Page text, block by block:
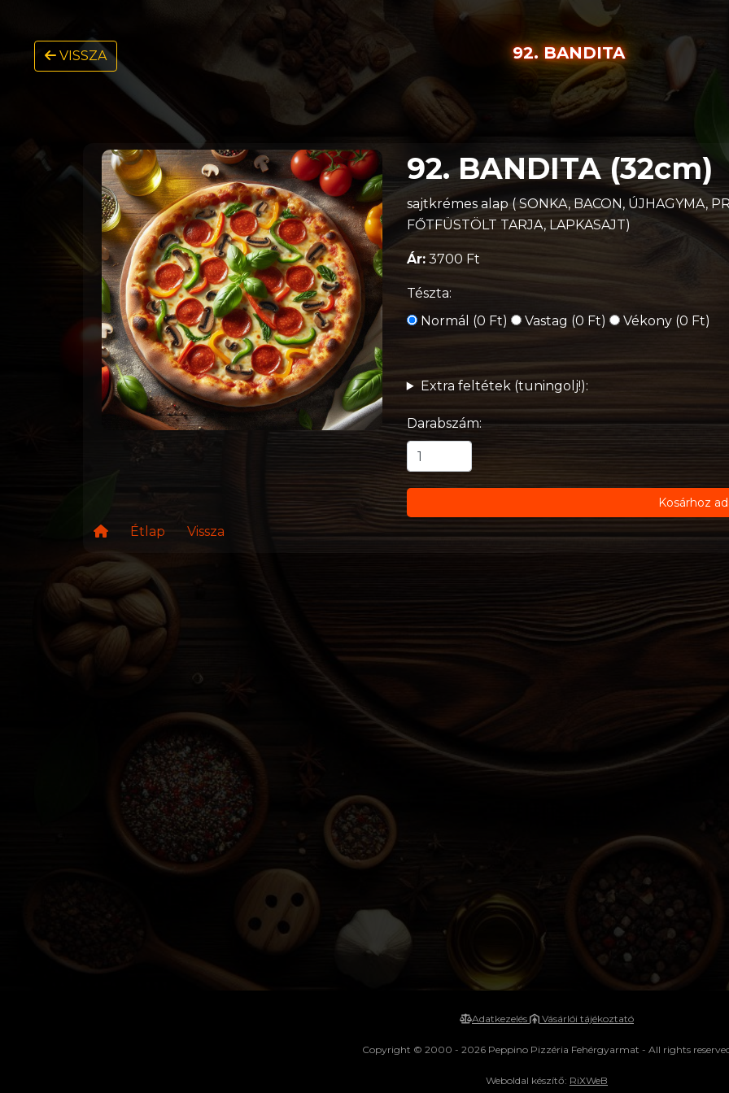
VISSZA 92. BANDITA
92. BANDITA (32cm)
sajtkrémes alap ( SONKA, BACON, ÚJHAGYMA,
FŐTFÜSTÖLT TARJA, LAPKASAJT)
Ár:3700 Ft
Tészta:
Normál (0 Ft)
Vastag (0 Ft) Vékony (0 Ft)
Extra feltétek (tuningolj!):
Darabszám:
Kosárhoz
Étlap Vissza
Adatkezelés Vásárlói tájékoztató
Copyright © 2000 - 2026 Peppino Pizzéria Fehérgyarmat - All rights
Weboldal készítő: RiXWeB